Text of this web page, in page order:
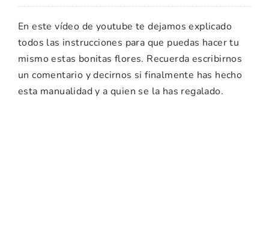
En este vídeo de youtube te dejamos explicado
todos las instrucciones para que puedas hacer tu
mismo estas bonitas flores. Recuerda escribirnos
un comentario y decirnos si finalmente has hecho
esta manualidad y a quien se la has regalado.